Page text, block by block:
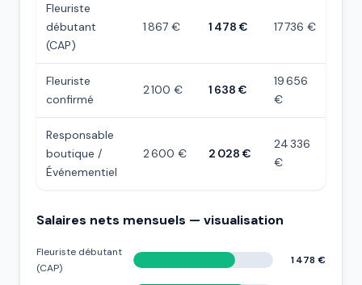
Fleuriste
débutant
(CAP)
1 867 € 1 478 € 17 736 €
Fleuriste
confirmé
2 100 € 1 638 €
19 656
€
Responsable
boutique /
Événementiel
2 600 € 2 028 €
24 336
€
Salaires nets mensuels — visualisation
Fleuriste débutant
(CAP)
1 478 €